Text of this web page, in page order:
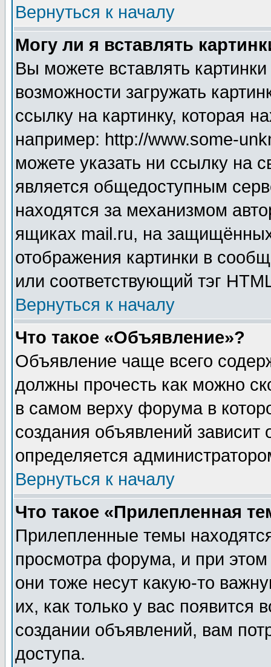
Вернуться к началу
Могу ли я вставлять
Вы можете вставлять
возможности загружать
ссылку на картинку, которая
например: http://www.some-
можете указать ни ссылку на
является общедоступным
находятся за механизмом
ящиках mail.ru, на
отображения картинки в
или соответствующий тэг
Вернуться к началу
Что такое «Объявление»?
Объявление чаще всего
должны прочесть как можно
в самом верху форума в
создания объявлений зависит
определяется
Вернуться к началу
Что такое «Прилепленная
Прилепленные темы
просмотра форума, и при
они тоже несут какую-то
их, как только у вас появится
создании объявлений, вам
доступа.